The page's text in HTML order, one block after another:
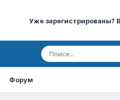
Уже зарегистрированы?
Форум